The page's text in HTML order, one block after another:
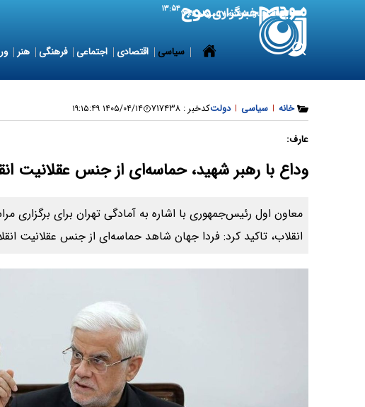
8 August 2026 شنبه ۱۷ مرداد ۱۴۰۵ ۱۳:۵۴
سیاسی اقتصادی اجتماعی فرهنگی هنر
خانه | سیاسی | دولتکدخبر : ۷۱۷۴۳۸ ۱۴۰۵/۰۴/۱۴ ۱۹:۱۵:۴۹
عارف:
وداع با رهبر شهید، حماسه‌ای از جنس عقلانیت
معاون اول رئیس‌جمهوری با اشاره به آمادگی تهران برای برگزاری
انقلاب، تاکید کرد: فردا جهان شاهد حماسه‌ای از جنس عقلانیت